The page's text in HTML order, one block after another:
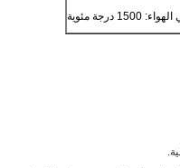
مئوية